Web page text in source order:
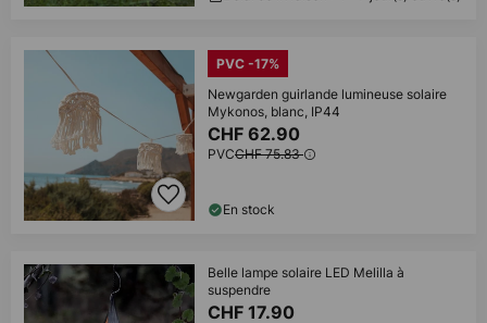
PVC -17%
Newgarden guirlande lumineuse solaire
Mykonos, blanc, IP44
CHF 62.90
PVCCHF 75.83
En stock
Belle lampe solaire LED Melilla à
suspendre
CHF 17.90